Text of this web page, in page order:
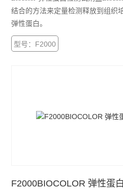
结合的方法来定量检测释放到组织
弹性蛋白。
型号：F2000
F2000BIOCOLOR 弹性蛋